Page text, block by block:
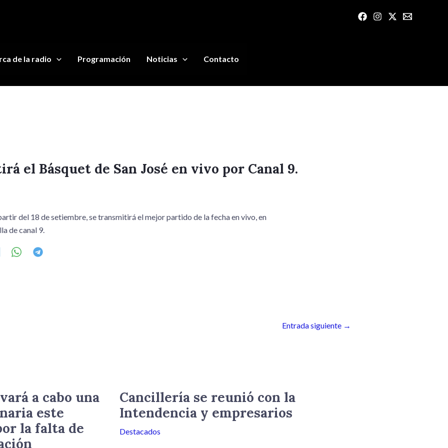
de la radio Programación Noticias Contacto
el Básquet de San José en vivo por Canal 9.
del 18 de setiembre, se transmitirá el mejor partido de la fecha en vivo, en
de canal 9.
Entrada siguiente →
a cabo una
este
la falta de
Cancillería se reunió con la
Intendencia y empresarios
Destacados